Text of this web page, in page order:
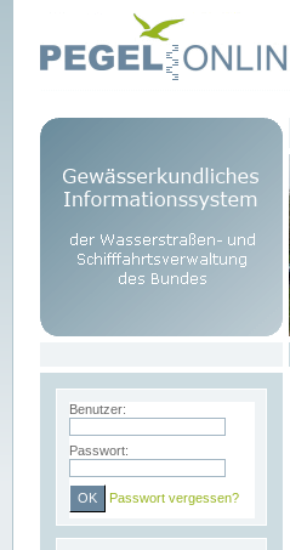
Benutzer:
Passwort:
Passwort vergessen?